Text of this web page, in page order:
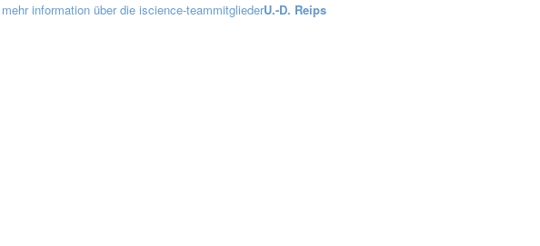
mehr information über die iscience-teammitgliederU.-D. Reips